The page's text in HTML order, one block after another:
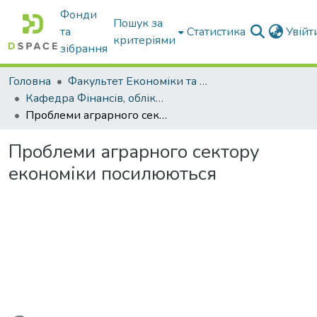
Фонди
та
зібрання
Пошук за
критеріями
Статистика
Головна
Факультет Економіки та бізнесу
Кафедра Фінансів, обліку і оподаткування
Проблеми аграрного сектору економіки посилюються
Проблеми аграрного сектору
економіки посилюються